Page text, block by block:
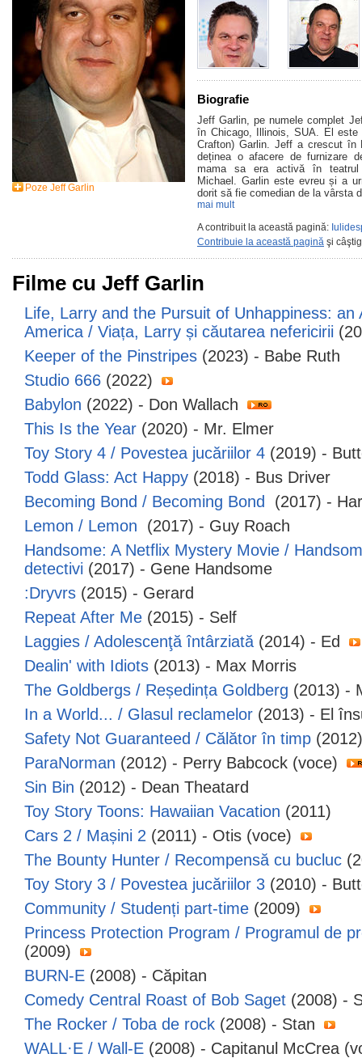
Poze Jeff Garlin
Biografie
Jeff Garlin, pe numele complet
în Chicago, Illinois, SUA. El
Crafton) Garlin. Jeff a crescut în
deținea o afacere de furnizare
mama sa era activă în
Michael. Garlin este evreu și a
dorit să fie comedian de la vârsta
mai mult
A contribuit la această pagină:
Contribuie la această pagină şi
Filme cu Jeff Garlin
Life, Larry and the Pursuit of Unhappiness: an
America / Viața, Larry și căutarea nefericirii
Keeper of the Pinstripes (2023) - Babe Ruth
Studio 666 (2022)
Babylon (2022) - Don Wallach
This Is the Year (2020) - Mr. Elmer
Toy Story 4 / Povestea jucăriilor 4 (2019) -
Todd Glass: Act Happy (2018) - Bus Driver
Becoming Bond / Becoming Bond
(2017) -
Lemon / Lemon
(2017) - Guy Roach
Handsome: A Netflix Mystery Movie /
detectivi (2017) - Gene Handsome
:Dryvrs (2015) - Gerard
Repeat After Me (2015) - Self
Laggies / Adolescenţă întârziată (2014) - Ed
Dealin' with Idiots (2013) - Max Morris
The Goldbergs / Reședința Goldberg (2013) -
In a World... / Glasul reclamelor (2013) - El
Safety Not Guaranteed / Călător în timp
ParaNorman (2012) - Perry Babcock (voce)
Sin Bin (2012) - Dean Theatard
Toy Story Toons: Hawaiian Vacation (2011)
Cars 2 / Mașini 2 (2011) - Otis (voce)
The Bounty Hunter / Recompensă cu bucluc
Toy Story 3 / Povestea jucăriilor 3 (2010) -
Community / Studenți part-time (2009)
Princess Protection Program / Programul de
(2009)
BURN-E (2008) - Căpitan
Comedy Central Roast of Bob Saget (2008) -
The Rocker / Toba de rock (2008) - Stan
WALL·E / Wall-E (2008) - Capitanul McCrea